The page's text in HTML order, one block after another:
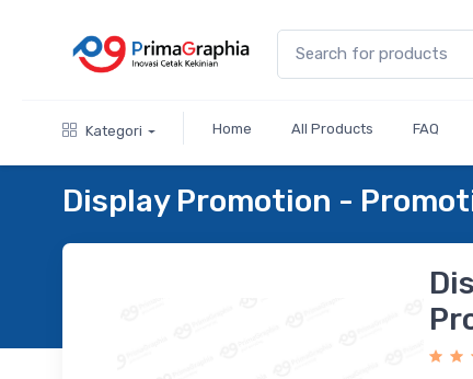
Kategori Home All Products FAQ
Display Promotion -